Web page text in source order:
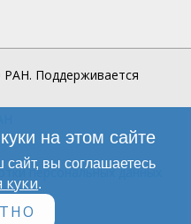
РАН. Поддерживается
персональных данных
на этом сайте
вы соглашаетесь
куки.